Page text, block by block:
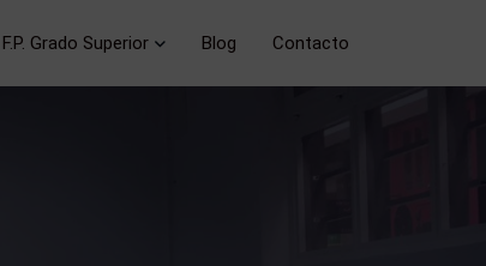
F.P. Grado Superior Blog Contacto